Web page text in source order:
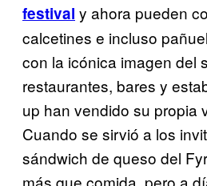
festival y ahora pueden
calcetines e incluso
con la icónica imagen del
restaurantes, bares y
up han vendido su propia
Cuando se sirvió a los
sándwich de queso del
más que comida, pero a